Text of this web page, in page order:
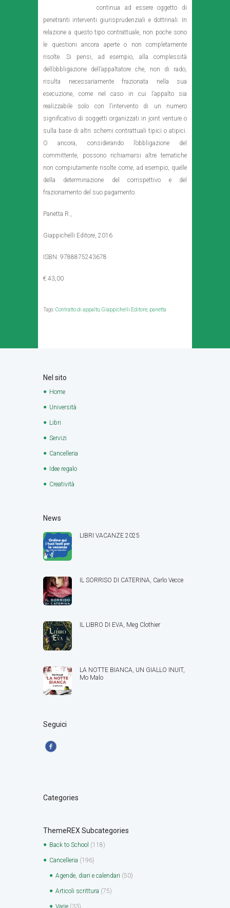
continua ad essere oggetto di
penetranti interventi giurisprudenziali e dottrinali. In
relazione a questo tipo contrattuale, non poche sono
le questioni ancora aperte o non completamente
risolte. Si pensi, ad esempio, alla complessità
dell’obbligazione dell’appaltatore che, non di rado,
risulta necessariamente frazionata nella sua
esecuzione, come nel caso in cui l’appalto sia
realizzabile solo con l’intervento di un numero
significativo di soggetti organizzati in joint venture o
sulla base di altri schemi contrattuali tipici o atipici.
O ancora, considerando l’obbligazione del
committente, possono richiamarsi altre tematiche
non compiutamente risolte come, ad esempio, quelle
della determinazione del corrispettivo e del
frazionamento del suo pagamento.
Panetta R.,
Giappichelli Editore, 2016
ISBN: 9788875243678
€ 43,00
Tags:Contratto di appalto, Giappichelli Editore, panetta
Nel sito
Home
Università
Libri
Servizi
Cancelleria
Idee regalo
Creatività
News
LIBRI VACANZE 2025
IL SORRISO DI CATERINA, Carlo Vecce
IL LIBRO DI EVA, Meg Clothier
LA NOTTE BIANCA, UN GIALLO INUIT,
Mo Malo
Seguici
Categories
ThemeREX Subcategories
Back to School (118)
Cancelleria (196)
Agende, diari e calendari (50)
Articoli scrittura (75)
Varie (33)